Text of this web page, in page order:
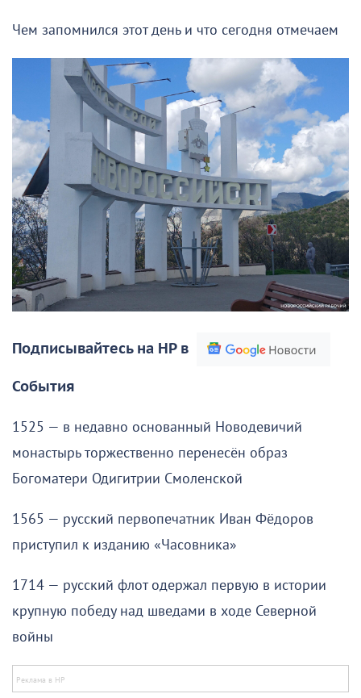
Чем запомнился этот день и что сегодня отмечаем
Подписывайтесь на НР в
События
1525 — в недавно основанный Новодевичий
монастырь торжественно перенесён образ
Богоматери Одигитрии Смоленской
1565 — русский первопечатник Иван Фёдоров
приступил к изданию «Часовника»
1714 — русский флот одержал первую в истории
крупную победу над шведами в ходе Северной
войны